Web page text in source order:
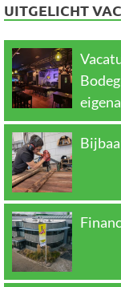
UITGELICHT